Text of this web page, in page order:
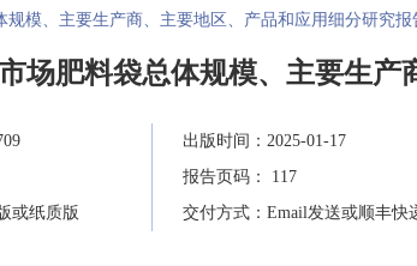
规模、主要生产商、主要地区、产品和应用细分研究报
场肥料袋总体规模、主要生
出版时间：2025-01-17
报告页码： 117
或纸质版
交付方式：Email发送或顺丰快